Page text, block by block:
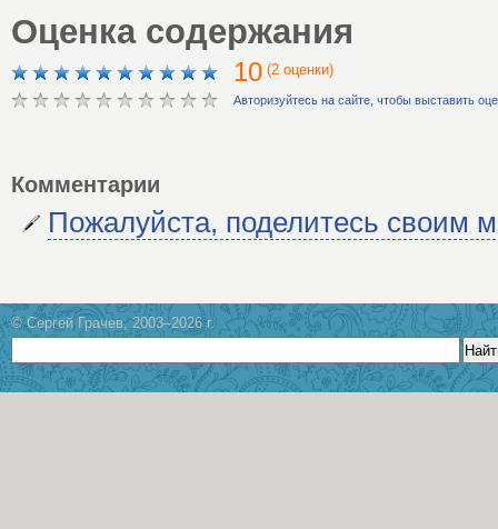
Оценка содержания
10 (2 оценки)
Авторизуйтесь на сайте, чтобы выставить
Комментарии
Пожалуйста, поделитесь своим
© Сергей Грачев, 2003–2026 г.